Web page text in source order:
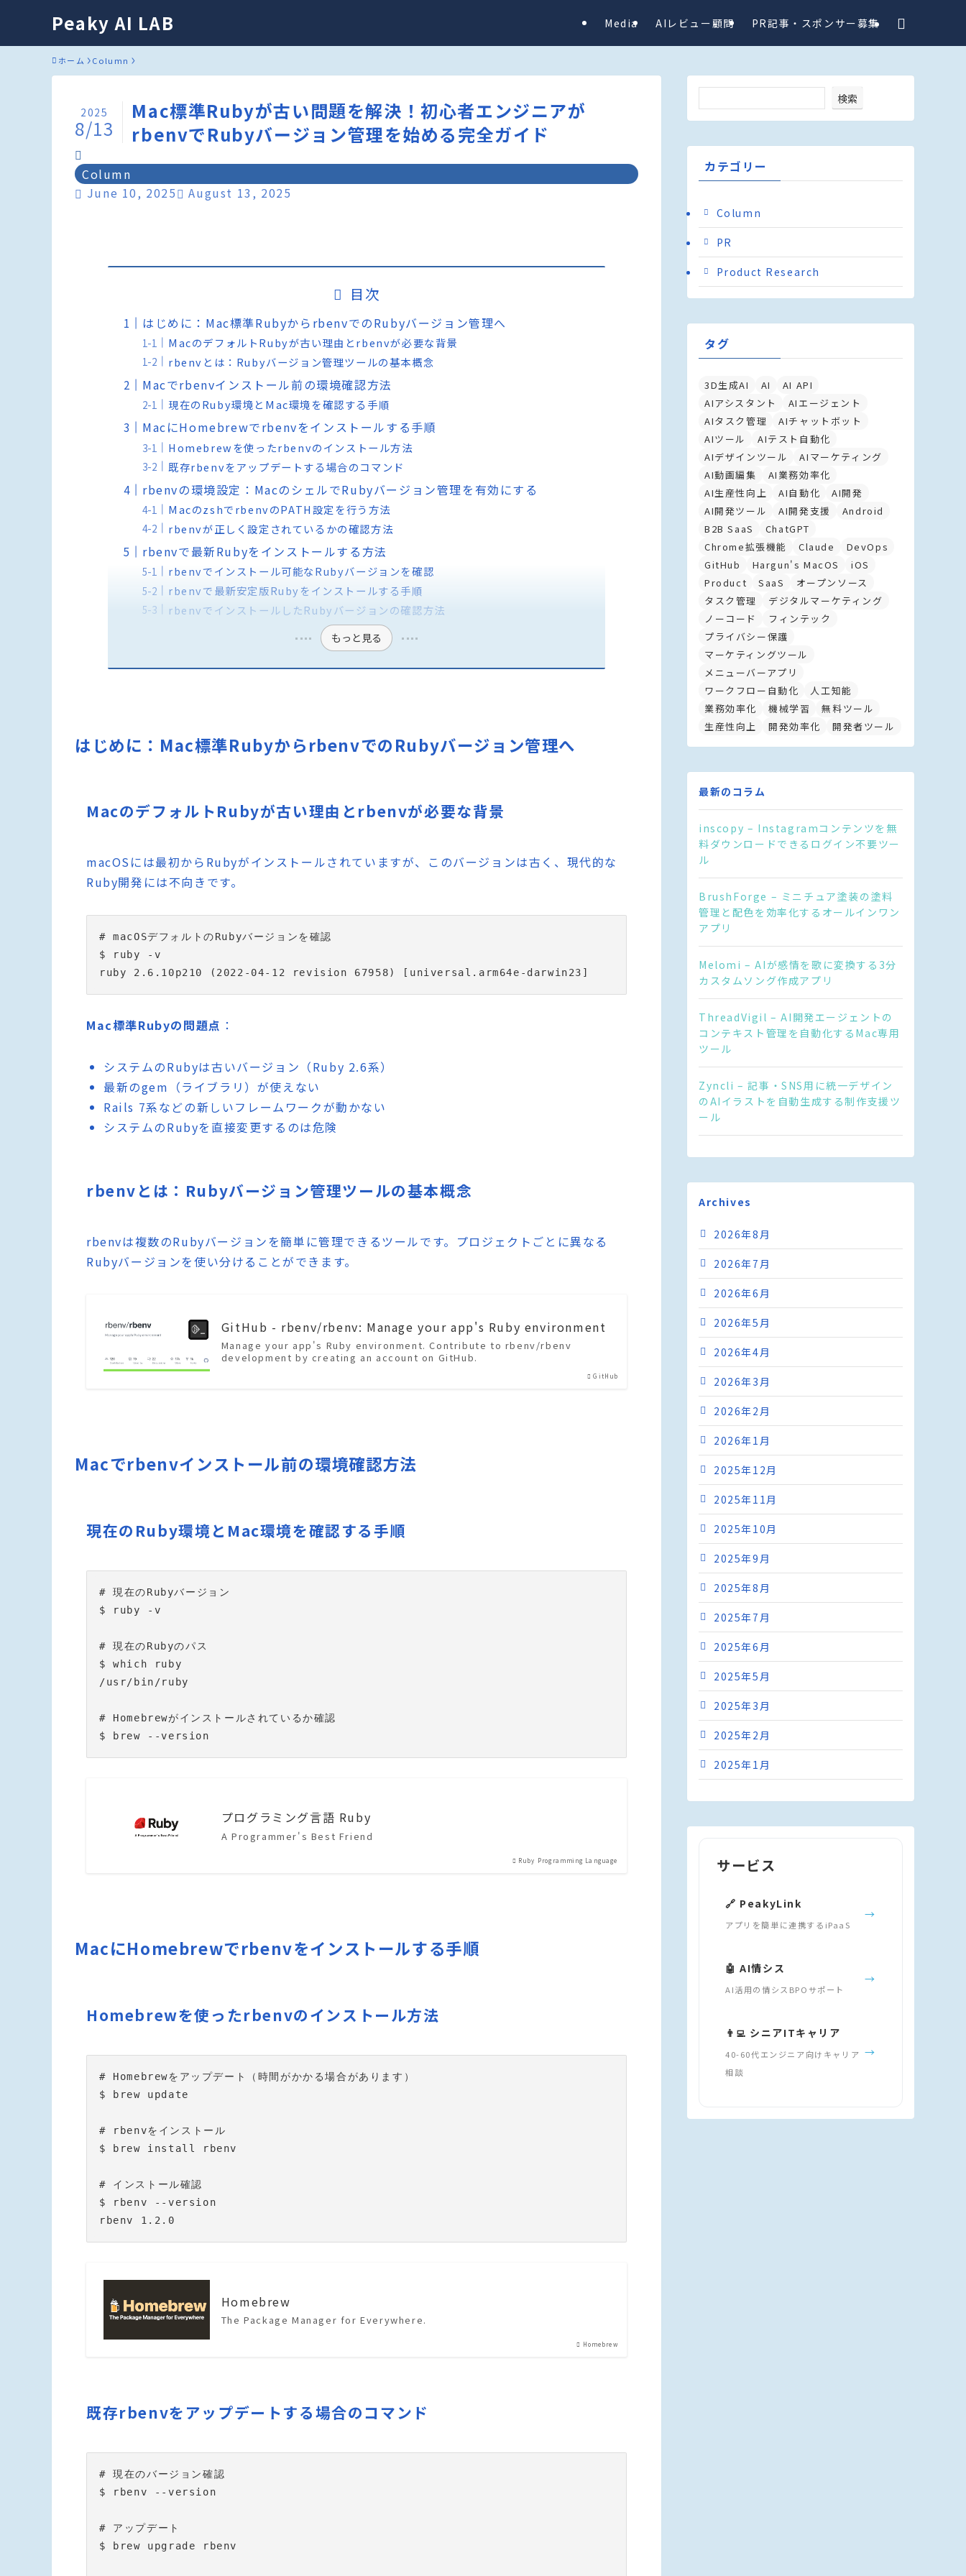
Peaky AI LAB Media AIレビュー顧問 PR記事・スポンサー募集
ホーム Column
Mac標準Rubyが古い問題を解決！初心者エンジニアが
rbenvでRubyバージョン管理を始める完全ガイド
2025
8/13
Column
June 10, 2025
August 13, 2025
目次
はじめに：Mac標準RubyからrbenvでのRubyバージョン管理へ
MacのデフォルトRubyが古い理由とrbenvが必要な背景
rbenvとは：Rubyバージョン管理ツールの基本概念
Macでrbenvインストール前の環境確認方法
現在のRuby環境とMac環境を確認する手順
MacにHomebrewでrbenvをインストールする手順
Homebrewを使ったrbenvのインストール方法
既存rbenvをアップデートする場合のコマンド
rbenvの環境設定：MacのシェルでRubyバージョン管理を有効にする
MacのzshでrbenvのPATH設定を行う方法
rbenvが正しく設定されているかの確認方法
rbenvで最新Rubyをインストールする方法
rbenvでインストール可能なRubyバージョンを確認
rbenvで最新安定版Rubyをインストールする手順
rbenvでインストールしたRubyバージョンの確認方法
もっと見る
はじめに：Mac標準RubyからrbenvでのRubyバージョン管理へ
MacのデフォルトRubyが古い理由とrbenvが必要な背景
macOSには最初からRubyがインストールされていますが、このバージョンは古く、現代的な
Ruby開発には不向きです。
# macOSデフォルトのRubyバージョンを確認
$ ruby -v
Mac標準Rubyの問題点 ：
システムのRubyは古いバージョン（Ruby 2.6系）
最新のgem（ライブラリ）が使えない
Rails 7系などの新しいフレームワークが動かない
システムのRubyを直接変更するのは危険
rbenvとは：Rubyバージョン管理ツールの基本概念
rbenvは複数のRubyバージョンを簡単に管理できるツールです。プロジェクトごとに異なる
Rubyバージョンを使い分けることができます。
GitHub
GitHub - rbenv/rbenv: Manage your app's Ruby environment
Manage your app's Ruby environment. Contribute to rbenv/rbenv
development by creating an account on GitHub.
Macでrbenvインストール前の環境確認方法
現在のRuby環境とMac環境を確認する手順
# 現在のRubyバージョン
$ ruby -v
# 現在のRubyのパス
$ which ruby
/usr/bin/ruby
# Homebrewがインストールされているか確認
$ brew --version
Ruby Programming Language
プログラミング言語 Ruby
A Programmer's Best Friend
MacにHomebrewでrbenvをインストールする手順
Homebrewを使ったrbenvのインストール方法
# Homebrewをアップデート（時間がかかる場合があります）
$ brew update
# rbenvをインストール
$ brew install rbenv
# インストール確認
$ rbenv --version
rbenv 1.2.0
Homebrew
Homebrew
The Package Manager for Everywhere.
既存rbenvをアップデートする場合のコマンド
# 現在のバージョン確認
$ rbenv --version
# アップデート
$ brew upgrade rbenv
検索
カテゴリー
Column
PR
Product Research
タグ
3D生成AI AI
AI API
AIアシスタント
AIエージェント
AIタスク管理
AIチャットボット
AIツール
AIテスト自動化
AIデザインツール
AIマーケティング
AI動画編集
AI業務効率化
AI生産性向上
AI自動化
AI開発
AI開発ツール
AI開発支援
Android
B2B SaaS
ChatGPT
Chrome拡張機能
Claude
DevOps
GitHub
Hargun's MacOS
iOS
Product
SaaS
オープンソース
タスク管理
デジタルマーケティング
ノーコード
フィンテック
プライバシー保護
マーケティングツール
メニューバーアプリ
ワークフロー自動化
人工知能
業務効率化
機械学習
無料ツール
生産性向上
開発効率化 開発者ツール
最新のコラム
inscopy – Instagramコンテンツを無
料ダウンロードできるログイン不要ツー
ル
BrushForge – ミニチュア塗装の塗料
管理と配色を効率化するオールインワン
アプリ
Melomi – AIが感情を歌に変換する3分
カスタムソング作成アプリ
ThreadVigil – AI開発エージェントの
コンテキスト管理を自動化するMac専用
ツール
Zyncli – 記事・SNS用に統一デザイン
のAIイラストを自動生成する制作支援ツ
ール
Archives
2026年8月
2026年7月
2026年6月
2026年5月
2026年4月
2026年3月
2026年2月
2026年1月
2025年12月
2025年11月
2025年10月
2025年9月
2025年8月
2025年7月
2025年6月
2025年5月
2025年3月
2025年2月
2025年1月
サービス
🔗 PeakyLink
アプリを簡単に連携するiPaaS
→
🤖 AI情シス
AI活用の情シスBPOサポート
→
👨‍💻 シニアITキャリア
40-60代エンジニア向けキャリア
相談
→